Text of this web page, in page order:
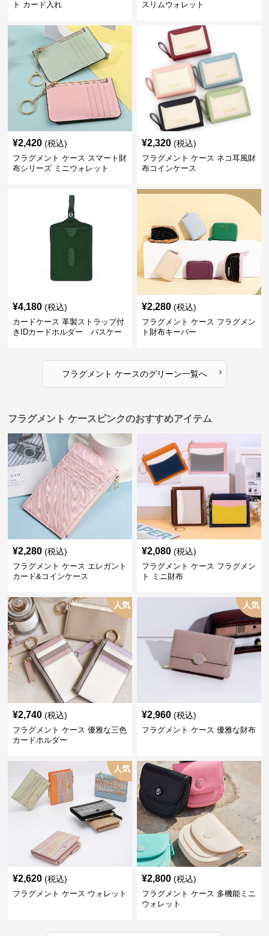
ト カード入れ スリムウォレット
¥2,420 (税込)
フラグメント ケース スマート財
布シリーズ ミニウォレット
¥2,320 (税込)
フラグメント ケース ネコ耳風財
布コインケース
¥4,180 (税込)
カードケース 革製ストラップ付
きIDカードホルダー パスケー
¥2,280 (税込)
フラグメント ケース フラグメン
ト財布キーパー
フラグメント ケースのグリーン一覧へ ›
フラグメント ケースピンクのおすすめアイテム
¥2,280 (税込)
フラグメント ケース エレガント
カード&コインケース
¥2,080 (税込)
フラグメント ケース フラグメン
ト ミニ財布
人気
¥2,740 (税込)
フラグメント ケース 優雅な三色
カードホルダー
人気
¥2,960 (税込)
フラグメント ケース 優雅な財布
人気
¥2,620 (税込)
フラグメント ケース ウォレット
¥2,800 (税込)
フラグメント ケース 多機能ミニ
ウォレット